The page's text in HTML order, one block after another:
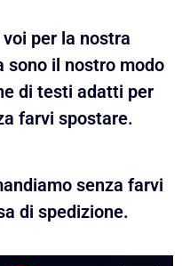
per la nostra
sono il nostro modo
di testi adatti per
farvi spostare.
senza farvi
di spedizione.